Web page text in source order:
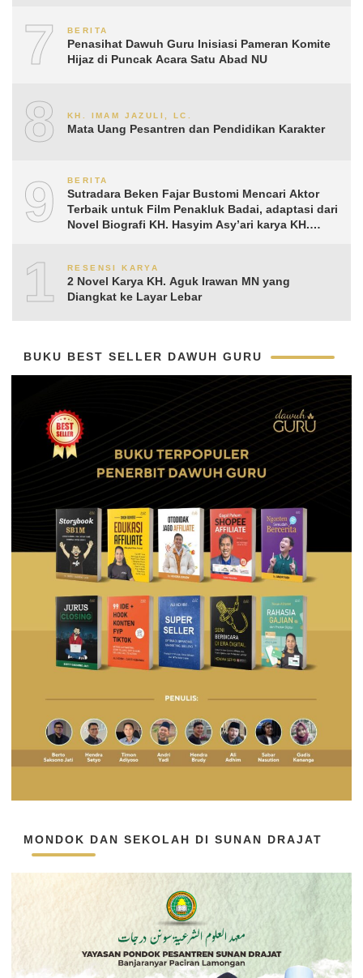
7 BERITA
Penasihat Dawuh Guru Inisiasi Pameran Komite
Hijaz di Puncak Acara Satu Abad NU
8 KH. IMAM JAZULI, LC.
Mata Uang Pesantren dan Pendidikan Karakter
9 BERITA
Sutradara Beken Fajar Bustomi Mencari Aktor
Terbaik untuk Film Penakluk Badai, adaptasi dari
Novel Biografi KH. Hasyim Asy’ari karya KH.
10RESENSI KARYA
2 Novel Karya KH. Aguk Irawan MN yang
Diangkat ke Layar Lebar
BUKU BEST SELLER DAWUH GURU
MONDOK DAN SEKOLAH DI SUNAN DRAJAT